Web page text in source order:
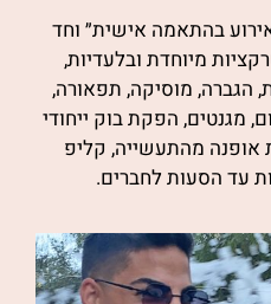
בהתאמה אישית״ וחד
מיוחדת ובלעדיות,
הגברה, מוסיקה, תפאורה,
מגנטים, הפקת בוק ייחודי
אופנה מהתעשייה, קליפ
עד הסעות לחברים.